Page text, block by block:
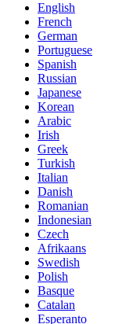
English
French
German
Portuguese
Spanish
Russian
Japanese
Korean
Arabic
Irish
Greek
Turkish
Italian
Danish
Romanian
Indonesian
Czech
Afrikaans
Swedish
Polish
Basque
Catalan
Esperanto